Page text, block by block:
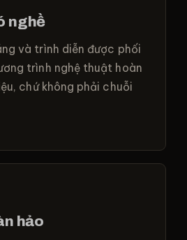
nghề
và trình diễn được phối
trình nghệ thuật hoàn
chứ không phải chuỗi
hảo